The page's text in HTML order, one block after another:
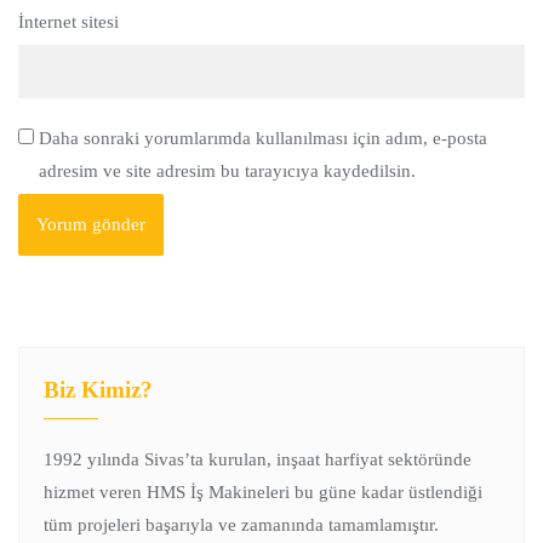
İnternet sitesi
Daha sonraki yorumlarımda kullanılması için adım, e-posta
adresim ve site adresim bu tarayıcıya kaydedilsin.
Biz Kimiz?
1992 yılında Sivas’ta kurulan, inşaat harfiyat sektöründe
hizmet veren HMS İş Makineleri bu güne kadar üstlendiği
tüm projeleri başarıyla ve zamanında tamamlamıştır.